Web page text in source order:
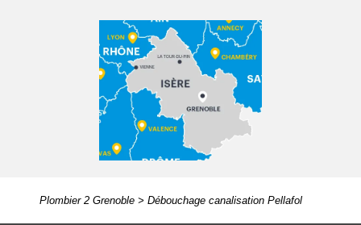
Plombier 2 Grenoble> Débouchage canalisation Pellafol